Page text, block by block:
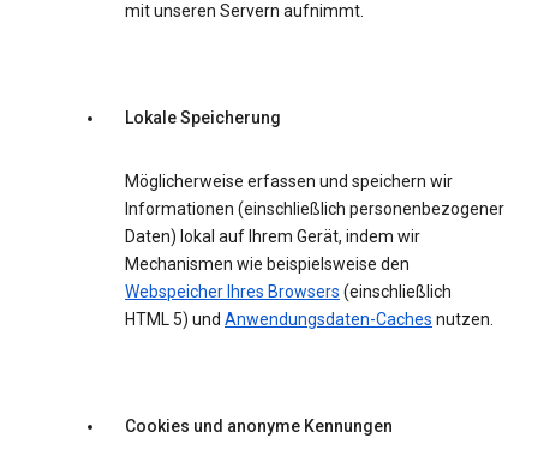
mit unseren Servern aufnimmt.
Lokale Speicherung
Möglicherweise erfassen und speichern wir
Informationen (einschließlich personenbezogener
Daten) lokal auf Ihrem Gerät, indem wir
Mechanismen wie beispielsweise den
Webspeicher Ihres Browsers (einschließlich
HTML 5) und Anwendungsdaten-Caches nutzen.
Cookies und anonyme Kennungen